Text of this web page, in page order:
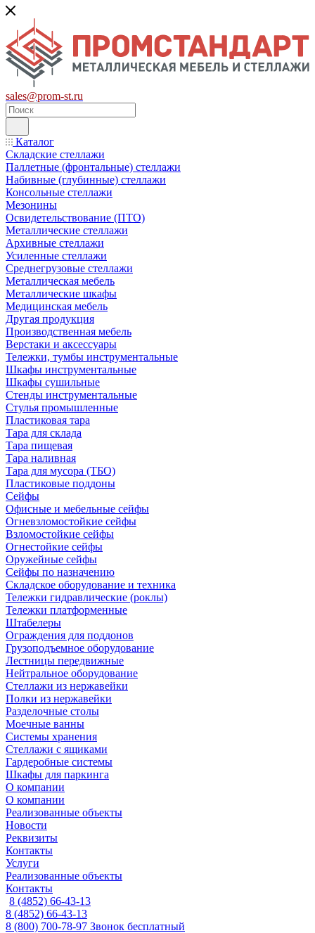
sales@prom-st.ru
Каталог
Складские стеллажи
Паллетные (фронтальные) стеллажи
Набивные (глубинные) стеллажи
Консольные стеллажи
Мезонины
Освидетельствование (ПТО)
Металлические стеллажи
Архивные стеллажи
Усиленные стеллажи
Среднегрузовые стеллажи
Металлическая мебель
Металлические шкафы
Медицинская мебель
Другая продукция
Производственная мебель
Верстаки и аксессуары
Тележки, тумбы инструментальные
Шкафы инструментальные
Шкафы сушильные
Стенды инструментальные
Cтулья промышленные
Пластиковая тара
Тара для склада
Тара пищевая
Тара наливная
Тара для мусора (ТБО)
Пластиковые поддоны
Сейфы
Офисные и мебельные сейфы
Огневзломостойкие сейфы
Взломостойкие сейфы
Огнестойкие сейфы
Оружейные сейфы
Сейфы по назначению
Складское оборудование и техника
Тележки гидравлические (роклы)
Тележки платформенные
Штабелеры
Ограждения для поддонов
Грузоподъемное оборудование
Лестницы передвижные
Нейтральное оборудование
Стеллажи из нержавейки
Полки из нержавейки
Разделочные столы
Моечные ванны
Системы хранения
Стеллажи с ящиками
Гардеробные системы
Шкафы для паркинга
О компании
О компании
Реализованные объекты
Новости
Реквизиты
Контакты
Услуги
Реализованные объекты
Контакты
8 (4852) 66-43-13
8 (4852) 66-43-13
8 (800) 700-78-97 Звонок бесплатный